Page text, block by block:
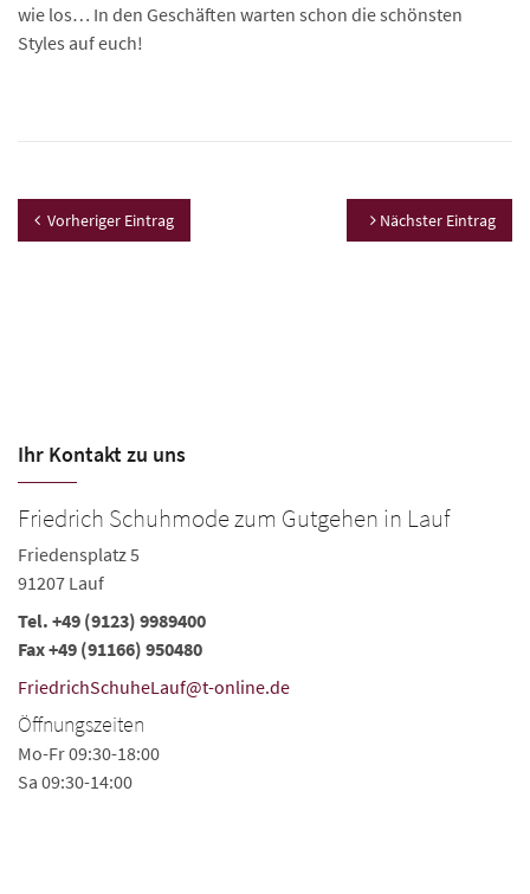
wie los… In den Geschäften warten schon die schönsten
Styles auf euch!
Vorheriger Eintrag Nächster Eintrag
Ihr Kontakt zu uns
Friedrich Schuhmode zum Gutgehen in Lauf
Friedensplatz 5
91207 Lauf
Tel. +49 (9123) 9989400
Fax +49 (91166) 950480
FriedrichSchuheLauf@t-online.de
Öffnungszeiten
Mo-Fr 09:30-18:00
Sa 09:30-14:00